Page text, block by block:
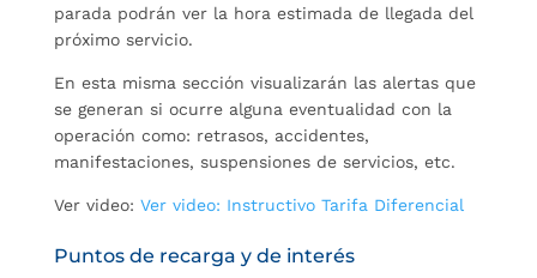
parada podrán ver la hora estimada de llegada del
próximo servicio.
En esta misma sección visualizarán las alertas que
se generan si ocurre alguna eventualidad con la
operación como: retrasos, accidentes,
manifestaciones, suspensiones de servicios, etc.
Ver video: Ver video: Instructivo Tarifa Diferencial
Puntos de recarga y de interés